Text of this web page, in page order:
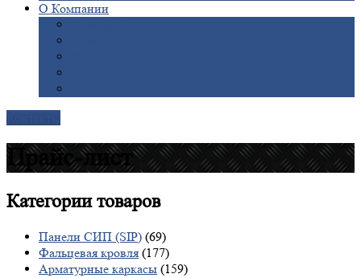
О Компании
Прайс-лист
Категориитоваров
Панели СИП (SIP) (69)
Фальцевая кровля (177)
Арматурные каркасы (159)